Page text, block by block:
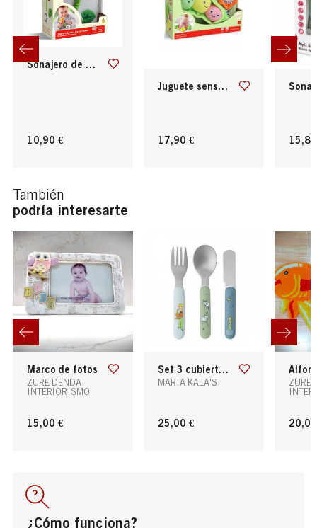
sonajero de flor agita y brilla hape
10,90 €
juguete sensorial los amigos de pea pod
17,90 €
sonajero de
También
podría interesarte
marco de fotos
ZURE DENDA
INTERIORISMO
15,00 €
set 3 cubiertos para bebé el principito
MARIA KALA'S
25,00 €
ZURE
¿Cómo funciona?